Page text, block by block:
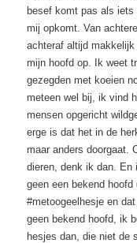
besef komt pas als
mij opkomt. Van
achteraf altijd
mijn hoofd op. Ik weet
gezegden met koeien
meteen wel bij, ik vind
mensen opgericht
erge is dat het in de
maar anders doorgaat.
dieren, denk ik dan.
geen een bekend
#metoogeelhesje en
geen bekend hoofd, ik
hesjes dan, die niet de